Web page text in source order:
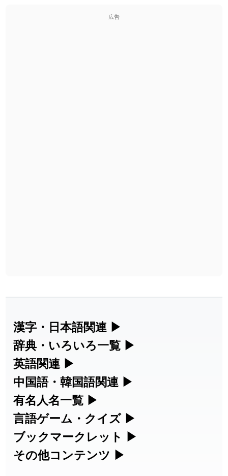
広告
漢字・日本語関連 ▶
漢字の読み方検索、手書き入力、書き順
練習など、日本語学習に役立つツールを
集めています。
人名漢字辞典 - 読み方検索
手書き漢字入力
漢字の書き方・書き順 書き取り練習
辞典・いろいろ一覧 ▶
部首・画数別の漢字一覧、熟語辞典、地
名・駅名検索など、各種リファレンスツ
ールです。
部首画数別漢字一覧
常用漢字一覧
英語関連 ▶
カタカナ語・略語の意味検索、発音記
号、リスニング練習など英語学習ツール
です。
カタカナ語の意味・発音・類語辞典
英語の発音記号一覧
中国語・韓国語関連 ▶
中国語のピンイン変換、韓国語の手書き
入力など、アジア言語学習ツールです。
手書き中国語入力 変換ツール
有名人名一覧 ▶
海外セレブやスポーツ選手の名前の読み
方・発音を確認できます。
海外有名人の苗字・名前一覧と発音
言語ゲーム・クイズ ▶
四字熟語パズルや漢字クイズなど、楽し
みながら学べるゲームです。
ブックマークレット ▶
ブラウザに登録して、どのサイトからで
その他コンテンツ ▶